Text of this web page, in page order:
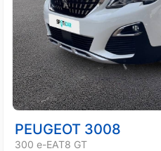
PEUGEOT 3008
300 e-EAT8 GT